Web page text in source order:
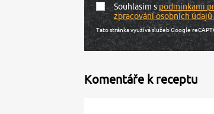
Souhlasím spodmínkami
zpracování osobních údajů
Tato stránka využívá služeb Google
Komentáře k receptu